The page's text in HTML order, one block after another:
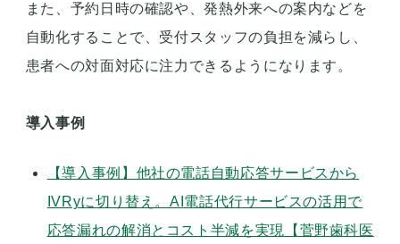
また、予約日時の確認や、発熱外来への案内などを
自動化することで、受付スタッフの負担を減らし、
患者への対面対応に注力できるようになります。
導入事例
【導入事例】他社の電話自動応答サービスから
IVRyに切り替え。AI電話代行サービスの活用で
応答漏れの解消とコスト半減を実現【菅野歯科医